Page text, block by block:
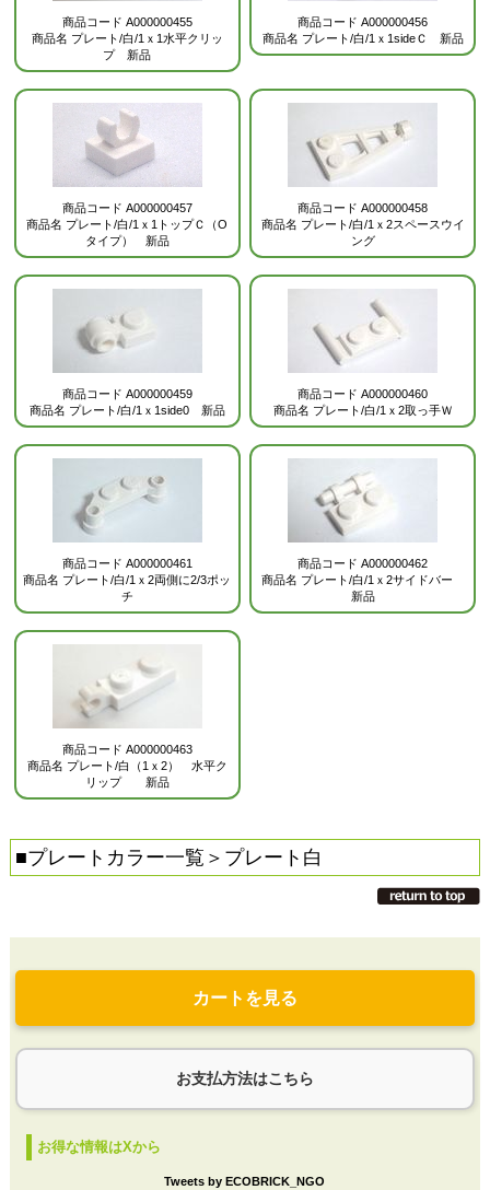
商品コード A000000455
商品名 プレート/白/1ｘ1水平クリッ
プ 新品
商品コード A000000456
商品名 プレート/白/1ｘ1sideＣ 新品
商品コード A000000457
商品名 プレート/白/1ｘ1トップＣ（O
タイプ） 新品
商品コード A000000458
商品名 プレート/白/1ｘ2スペースウイ
ング
商品コード A000000459
商品名 プレート/白/1ｘ1side0 新品
商品コード A000000460
商品名 プレート/白/1ｘ2取っ手Ｗ
商品コード A000000461
商品名 プレート/白/1ｘ2両側に2/3ポッ
チ
商品コード A000000462
商品名 プレート/白/1ｘ2サイドバー
新品
商品コード A000000463
商品名 プレート/白（1ｘ2） 水平ク
リップ 新品
■プレートカラー一覧 ＞プレート白
カートを見る
お支払方法はこちら
お得な情報はXから
Tweets by ECOBRICK_NGO